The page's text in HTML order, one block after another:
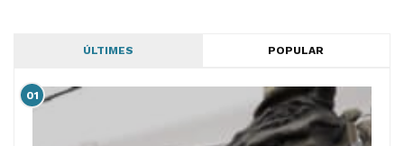
ÚLTIMES POPULAR
01